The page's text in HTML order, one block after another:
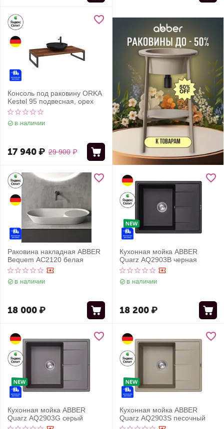
Консоль под раковину ORKA
Kestel 95 подвесная, орех
в наличии
29 900 ₽
17 940₽
Раковина накладная ABBER
Bequem AC2120 белая
в наличии
18 000₽
Кухонная мойка ABBER
Quarz AQ2903B черная
в наличии
18 200₽
Кухонная мойка ABBER
Quarz AQ2903G серый
Кухонная мойка ABBER
Quarz AQ2903S песочный